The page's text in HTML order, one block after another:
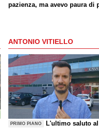
pazienza, ma avevo paura di
un giorno? Magari. Forza
ANTONIO VITIELLO
PRIMO PIANO
L'ultimo saluto al